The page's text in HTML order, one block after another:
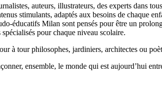
auteurs, illustrateurs, des experts dans
stimulants, adaptés aux besoins de chaque
éducatifs Milan sont pensés pour être un
pour chaque niveau scolaire.
à tour philosophes, jardiniers, architectes ou
ensemble, le monde qui est aujourd’hui